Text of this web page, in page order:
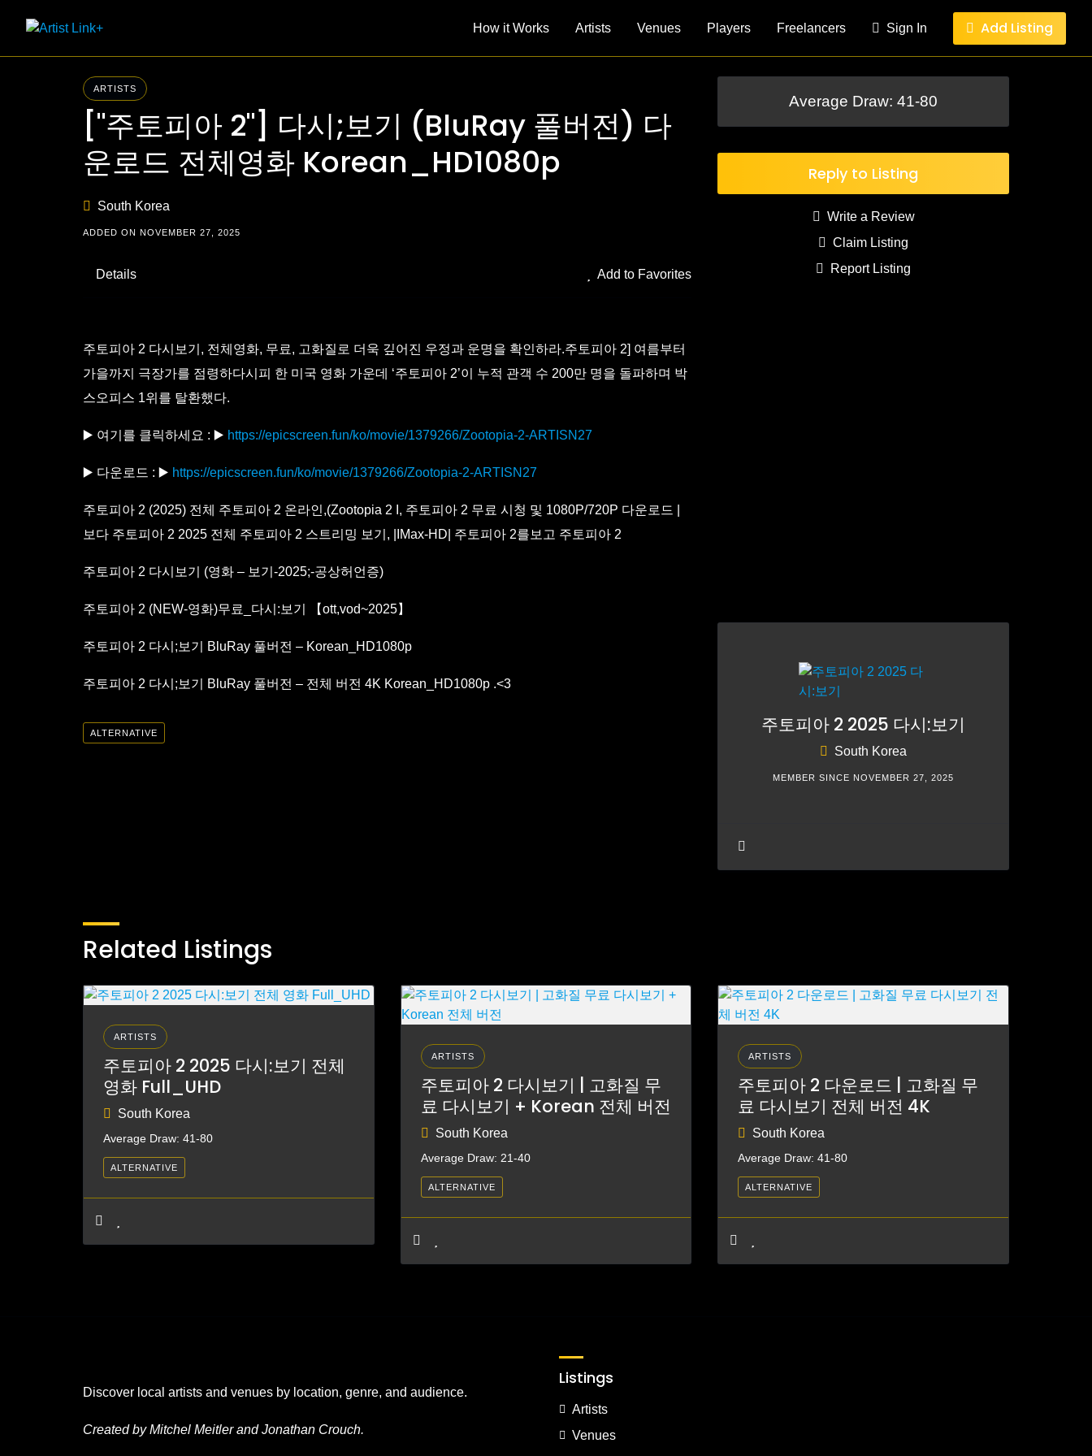
How it Works Artists Venues Players Freelancers Sign In Add Listing
ARTISTS
["주토피아 2"] 다시;보기 (BluRay 풀버전) 다
운로드 전체영화 Korean_HD1080p
South Korea
ADDED ON NOVEMBER 27, 2025
Details Add to Favorites
주토피아 2 다시보기, 전체영화, 무료, 고화질로 더욱 깊어진 우정과 운명을 확인하라.주토피아 2] 여름부터
가을까지 극장가를 점령하다시피 한 미국 영화 가운데 ‘주토피아 2’이 누적 관객 수 200만 명을 돌파하며 박
스오피스 1위를 탈환했다.
▶️ 여기를 클릭하세요 : ▶️ https://epicscreen.fun/ko/movie/1379266/Zootopia-2-ARTISN27
▶️ 다운로드 : ▶️ https://epicscreen.fun/ko/movie/1379266/Zootopia-2-ARTISN27
주토피아 2 (2025) 전체 주토피아 2 온라인,(Zootopia 2 I, 주토피아 2 무료 시청 및 1080P/720P 다운로드 |
보다 주토피아 2 2025 전체 주토피아 2 스트리밍 보기, |IMax-HD| 주토피아 2를보고 주토피아 2
주토피아 2 다시보기 (영화 – 보기-2025;-공상허언증)
주토피아 2 (NEW-영화)무료_다시:보기 【ott,vod~2025】
주토피아 2 다시;보기 BluRay 풀버전 – Korean_HD1080p
주토피아 2 다시;보기 BluRay 풀버전 – 전체 버전 4K Korean_HD1080p .<3
ALTERNATIVE
Average Draw: 41-80
Reply to Listing
Write a Review
Claim Listing
Report Listing
주토피아 2 2025 다시:보기
South Korea
MEMBER SINCE NOVEMBER 27, 2025
Related Listings
ARTISTS
주토피아 2 2025 다시:보기 전체
영화 Full_UHD
South Korea
Average Draw: 41-80
ALTERNATIVE
ARTISTS
주토피아 2 다시보기 | 고화질 무
료 다시보기 + Korean 전체 버전
South Korea
Average Draw: 21-40
ALTERNATIVE
ARTISTS
주토피아 2 다운로드 | 고화질 무
료 다시보기 전체 버전 4K
South Korea
Average Draw: 41-80
ALTERNATIVE
Discover local artists and venues by location, genre, and audience.
Created by Mitchel Meitler and Jonathan Crouch.
Listings
Artists
Venues